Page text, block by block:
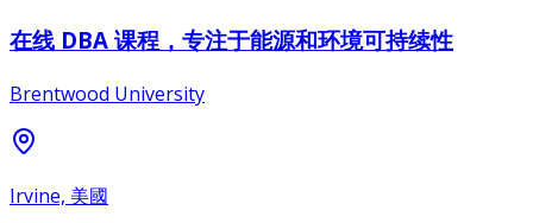
在线 DBA 课程，专注于能源和环境可持续性
Brentwood University
Irvine, 美國